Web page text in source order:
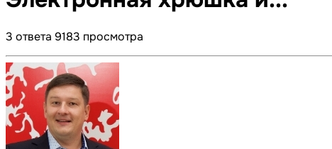
3 ответа 9183 просмотра